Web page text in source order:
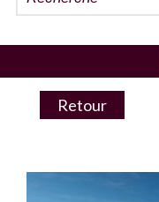
Retour